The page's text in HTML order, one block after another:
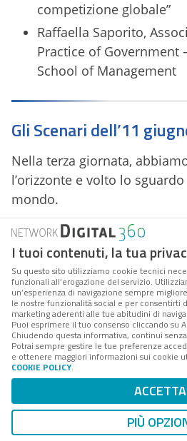
competizione globale”
Raffaella Saporito,
Practice of Government
School of Management
Gli Scenari dell’11
Nella terza giornata,
l’orizzonte e volto lo
mondo.
Scenario PA e futuro:
per una nuova politica
La stagione del PNRR ci
enorme patrimonio in
collaborazione
pubblico-privato, tanto a
locale. In questo scenario ci
ruolo della PA nella
promozione di tali
una nuova stagione
dimensione urbana a quella
L’IA che cambia il lavoro
profili professionali introdotti
I tuoi contenuti, la tua
Su questo sito utilizziamo cookie tecnici
funzionali all’erogazione del servizio.
un’esperienza di navigazione sempre
le nostre funzionalità social e per consentirti
marketing aderenti alle tue abitudini di
Puoi esprimere il tuo consenso cliccando su
Chiudendo questa informativa, continui
Potrai sempre gestire le tue preferenze
e ottenere maggiori informazioni sui cookie
COOKIE POLICY.
ACCETTA
PIÙ